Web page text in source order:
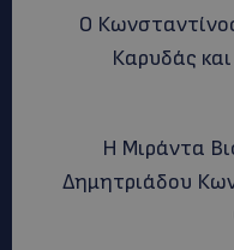
Ο
Καρυδάς
Η Μιράντα
Δημητριάδου